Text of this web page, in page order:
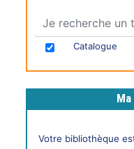
Catalogue
liveVotre bibliothèque